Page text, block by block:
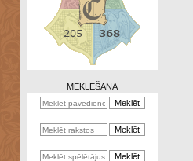
Zināšanu
kalkulators
MEKLĒŠANA